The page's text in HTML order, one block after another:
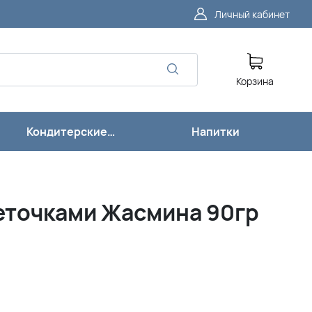
Личный кабинет
Корзина
Кондитерские
изделия
Напитки
Жасмина 90гр